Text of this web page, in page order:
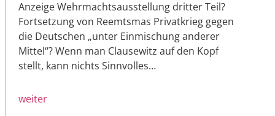
Anzeige Wehrmachtsausstellung dritter Teil?
Fortsetzung von Reemtsmas Privatkrieg gegen
die Deutschen „unter Einmischung anderer
Mittel“? Wenn man Clausewitz auf den Kopf
stellt, kann nichts Sinnvolles…
weiter